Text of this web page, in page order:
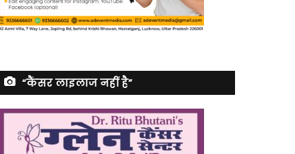
“कैंसर लाइलाज नहीं है”